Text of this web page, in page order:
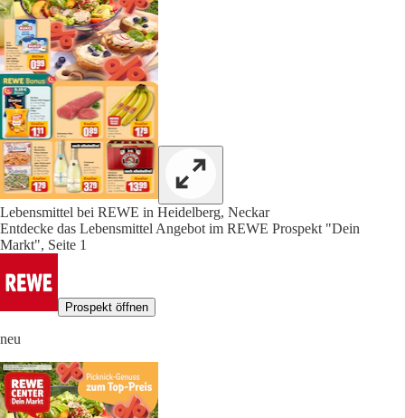
Lebensmittel bei REWE in Heidelberg, Neckar
Entdecke das Lebensmittel Angebot im REWE Prospekt "Dein
Markt", Seite 1
Prospekt öffnen
neu